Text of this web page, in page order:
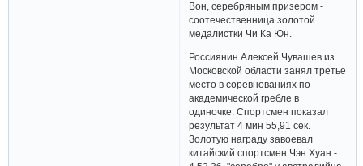
Вон, серебряным призером -
соотечественница золотой
медалистки Чи Ка Юн.
Россиянин Алексей Чувашев из
Московской области занял третье
место в соревнованиях по
академической гребле в
одиночке. Спортсмен показал
результат 4 мин 55,91 сек.
Золотую награду завоевал
китайский спортсмен Чэн Хуан -